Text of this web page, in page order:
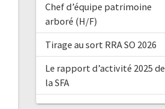
Chef d’équipe patrimoine
arboré (H/F)
Tirage au sort RRA SO 2026
Le rapport d’activité 2025 de
la SFA